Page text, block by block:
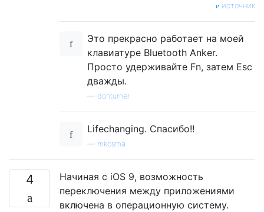
источник
Это прекрасно работает на моей
клавиатуре Bluetooth Anker.
Просто удерживайте Fn, затем Esc
дважды.
donturner
Lifechanging. Спасибо!!
mkosma
4
Начиная с iOS 9, возможность
переключения между приложениями
включена в операционную систему.